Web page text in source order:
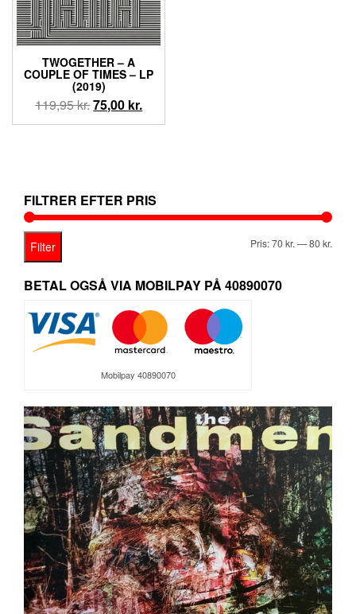
TWOGETHER – A
COUPLE OF TIMES – LP
(2019)
119,95kr.Den
oprindelige
75,00 kr.Den
aktuelle
FILTRER EFTER PRIS
Filter Pris:70 kr. —80 kr.
BETAL OGSÅ VIA MOBILPAY PÅ 40890070
Mobilpay 40890070